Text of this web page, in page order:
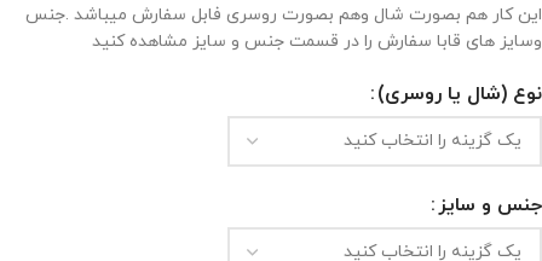
این کار هم بصورت شال و‌هم بصورت روسری فابل سفارش میباشد .جنس
و‌سایز های قابا سفارش را در قسمت جنس و سایز مشاهده کنید
نوع (شال یا روسری)
جنس و سایز